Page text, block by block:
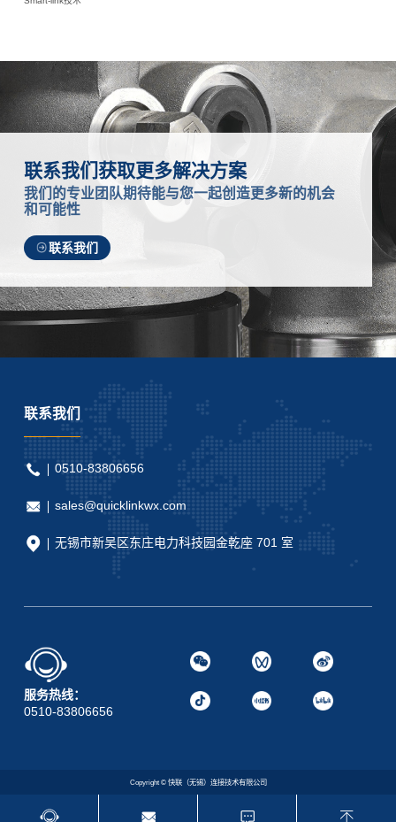
联系我们获取更多解决方案
我们的专业团队期待能与您一起创造更多新的机会
和可能性
联系我们
联系我们
0510-83806656
sales@quicklinkwx.com
无锡市新吴区东庄电力科技园金乾座 701 室
服务热线：
0510-83806656
Copyright © 快联（无锡）连接技术有限公司